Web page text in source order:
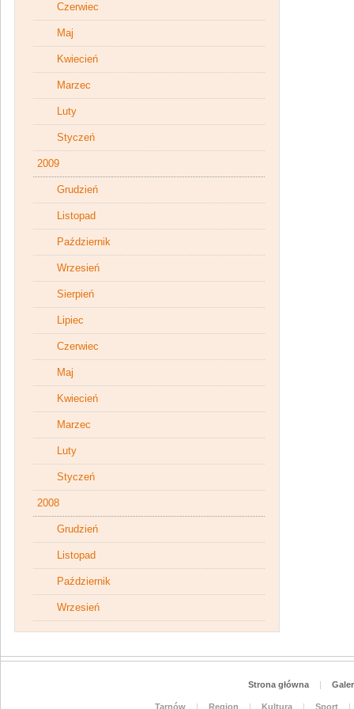
Czerwiec
Maj
Kwiecień
Marzec
Luty
Styczeń
2009
Grudzień
Listopad
Październik
Wrzesień
Sierpień
Lipiec
Czerwiec
Maj
Kwiecień
Marzec
Luty
Styczeń
2008
Grudzień
Listopad
Październik
Wrzesień
Strona główna |
Tarnów | Region | Kultura | Sport
|